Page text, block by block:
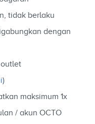
tidak berlaku
dengan
)
maksimum 1x
/ akun OCTO